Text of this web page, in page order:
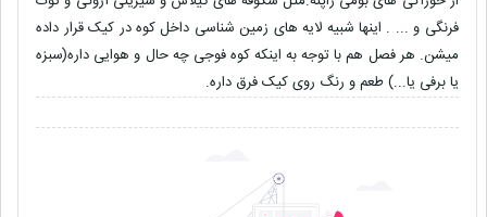
فرنگی و ... . اینها شبیه لایه های زمین شناسی داخل کوه در کیک قرار داده
میشن. هر فصل هم با توجه به اینکه کوه فوجی چه حال و هوایی داره(سبزه
یا برفی یا...) طعم و رنگ روی کیک فرق داره.